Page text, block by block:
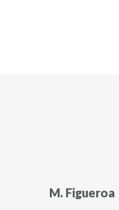
M. Figueroa